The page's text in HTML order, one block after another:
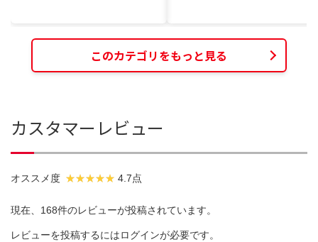
このカテゴリをもっと見る
カスタマーレビュー
オススメ度 4.7点
現在、168件のレビューが投稿されています。
レビューを投稿するにはログインが必要です。